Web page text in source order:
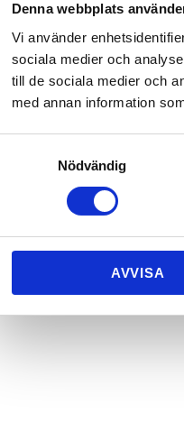
Denna webbplats
Vi använder
sociala medier och
till de sociala medier och
med annan information
Nödvändig
AVVISA